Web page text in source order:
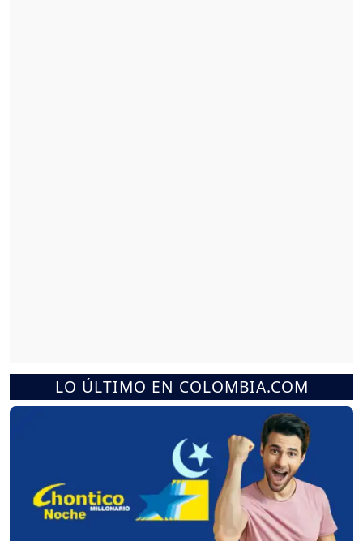
LO ÚLTIMO EN COLOMBIA.COM